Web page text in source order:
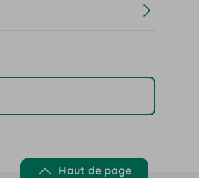
Haut de page